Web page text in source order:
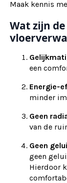
Maak kennis
Wat zijn
een
Energie-
minder
Geen
van de
Geen
geen
Hierdoor